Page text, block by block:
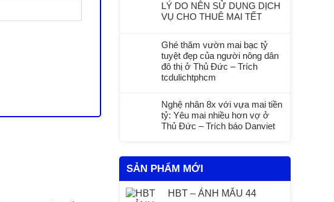
LÝ DO NÊN SỬ DỤNG DỊCH
VỤ CHO THUÊ MAI TẾT
Ghé thăm vườn mai bạc tỷ
tuyệt đẹp của người nông dân
đô thị ở Thủ Đức – Trích
tcdulichtphcm
Nghệ nhân 8x với vựa mai tiền
tỷ: Yêu mai nhiều hơn vợ ở
Thủ Đức – Trích báo Danviet
SẢN PHẨM MỚI
HBT – ẢNH MẪU 44